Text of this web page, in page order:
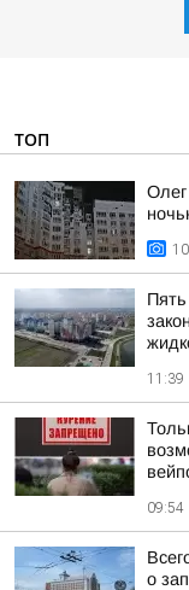
ТОП
11:39
09:54
о